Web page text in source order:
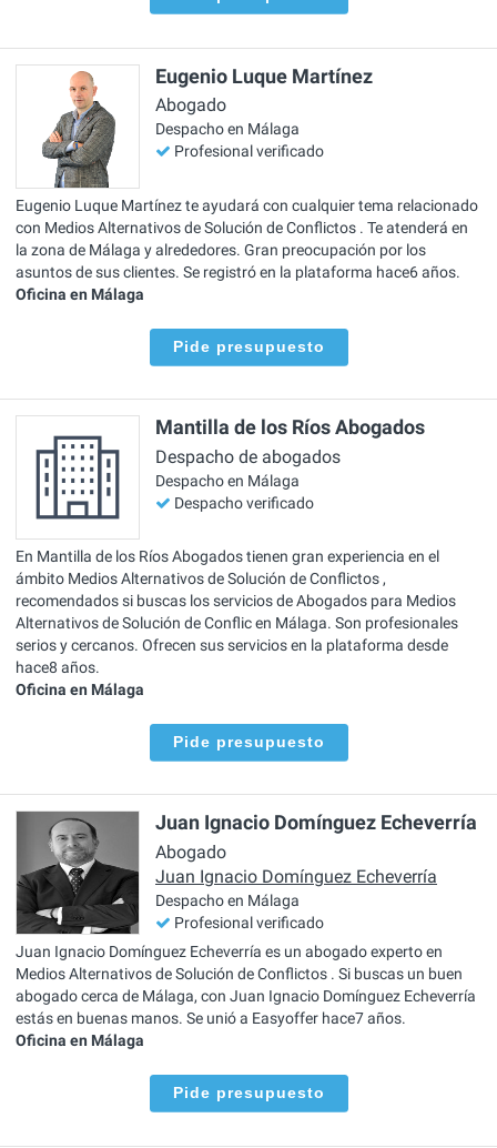
Eugenio Luque Martínez
Abogado
Despacho en Málaga
Profesional verificado
Eugenio Luque Martínez te ayudará con cualquier tema relacionado
con Medios Alternativos de Solución de Conflictos . Te atenderá en
la zona de Málaga y alrededores. Gran preocupación por los
asuntos de sus clientes. Se registró en la plataforma hace6 años.
Oficina en Málaga
Pide presupuesto
Mantilla de los Ríos Abogados
Despacho de abogados
Despacho en Málaga
Despacho verificado
En Mantilla de los Ríos Abogados tienen gran experiencia en el
ámbito Medios Alternativos de Solución de Conflictos ,
recomendados si buscas los servicios de Abogados para Medios
Alternativos de Solución de Conflic en Málaga. Son profesionales
serios y cercanos. Ofrecen sus servicios en la plataforma desde
hace8 años.
Oficina en Málaga
Pide presupuesto
Juan Ignacio Domínguez Echeverría
Abogado
Juan Ignacio Domínguez Echeverría
Despacho en Málaga
Profesional verificado
Juan Ignacio Domínguez Echeverría es un abogado experto en
Medios Alternativos de Solución de Conflictos . Si buscas un buen
abogado cerca de Málaga, con Juan Ignacio Domínguez Echeverría
estás en buenas manos. Se unió a Easyoffer hace7 años.
Oficina en Málaga
Pide presupuesto